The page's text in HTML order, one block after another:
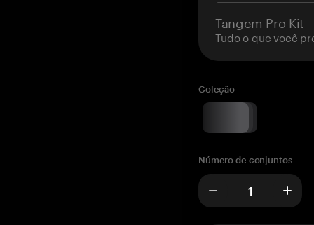
Tangem Pro Kit
Tudo o que você
Coleção
Número de conjuntos